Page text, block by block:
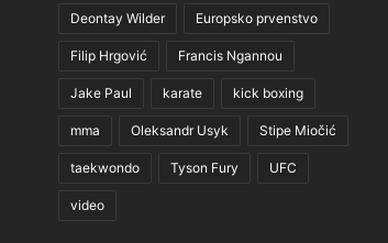
Deontay Wilder Europsko prvenstvo
Filip Hrgović Francis Ngannou
Jake Paul karate kick boxing
mma Oleksandr Usyk Stipe Miočić
taekwondo Tyson Fury UFC
video